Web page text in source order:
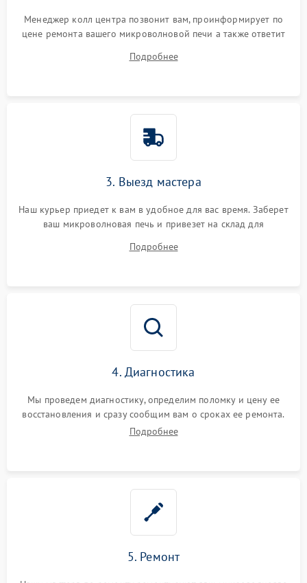
Менеджер колл центра позвонит вам, проинформирует по
цене ремонта вашего микроволновой печи а также ответит
Подробнее
3. Выезд мастера
Наш курьер приедет к вам в удобное для вас время. Заберет
ваш микроволновая печь и привезет на склад для
Подробнее
4. Диагностика
Мы проведем диагностику, определим поломку и цену ее
восстановления и сразу сообщим вам о сроках ее ремонта.
Подробнее
5. Ремонт